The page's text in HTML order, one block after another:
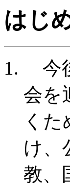
はじ
今
会を
く
け、
教、